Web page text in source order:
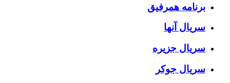
برنامه همرفیق
سریال آنها
سریال جزیره
سریال جوکر